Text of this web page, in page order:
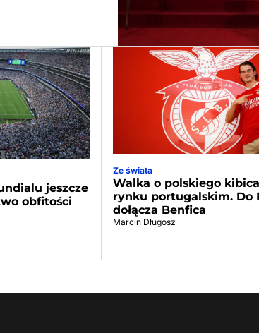
jeszcze
obfitości
Ze świata
Walka o polskiego
rynku portugalskim. Do
dołącza Benfica
Marcin Długosz